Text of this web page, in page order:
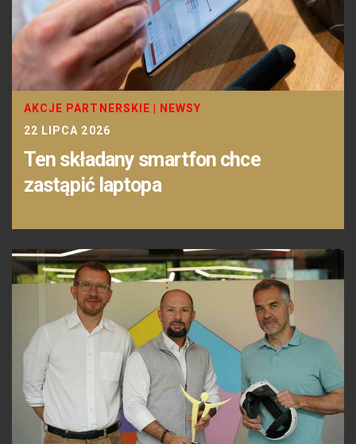
AKCJE PARTNERSKIE
NEWSY
22 LIPCA 2026
Ten składany smartfon chce
zastąpić laptopa